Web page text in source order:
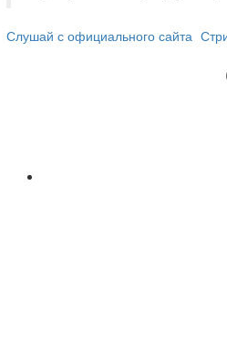
Слушай с официального сайта